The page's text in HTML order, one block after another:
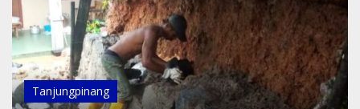
Tanjungpinang